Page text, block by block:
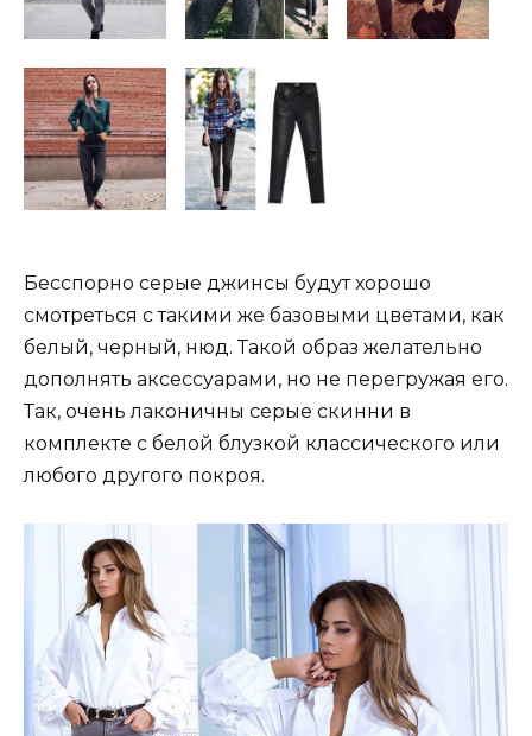
Бесспорно серые джинсы будут хорошо
смотреться с такими же базовыми цветами, как
белый, черный, нюд. Такой образ желательно
дополнять аксессуарами, но не перегружая его.
Так, очень лаконичны серые скинни в
комплекте с белой блузкой классического или
любого другого покроя.